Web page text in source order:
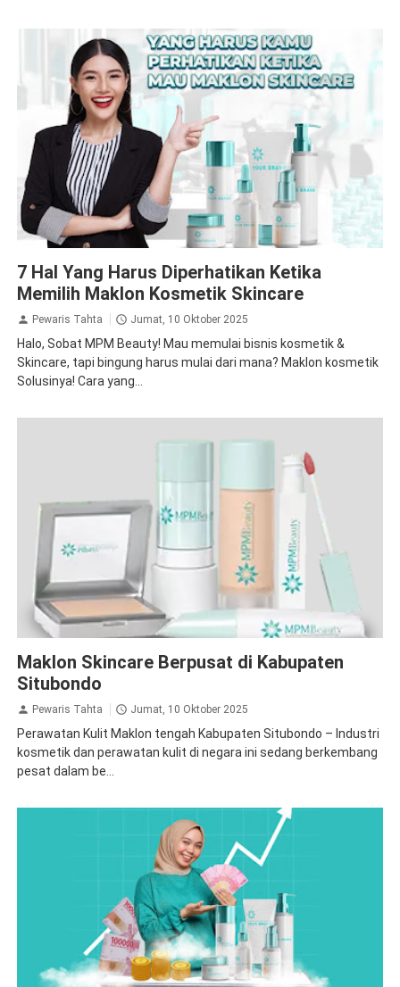
Kosmetik Skincare
7 Hal Yang Harus Diperhatikan Ketika
Memilih Maklon Kosmetik Skincare
Pewaris Tahta Jumat, 10 Oktober 2025
Halo, Sobat MPM Beauty! Mau memulai bisnis kosmetik &
Skincare, tapi bingung harus mulai dari mana? Maklon kosmetik
Solusinya! Cara yang...
Maklon Skincare Berpusat di Kabupaten
Situbondo
Pewaris Tahta Jumat, 10 Oktober 2025
Perawatan Kulit Maklon tengah Kabupaten Situbondo – Industri
kosmetik dan perawatan kulit di negara ini sedang berkembang
pesat dalam be...